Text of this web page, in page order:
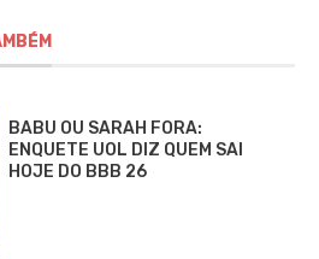
BABU OU SARAH FORA:
ENQUETE UOL DIZ QUEM SAI
HOJE DO BBB 26